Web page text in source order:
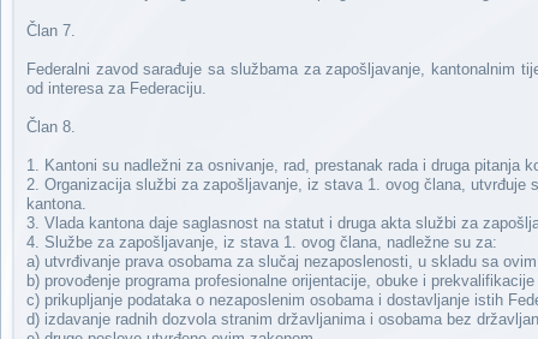
Član 7.
Federalni zavod sarađuje sa službama za zapošljavanje, kantonalnim
od interesa za Federaciju.
Član 8.
1. Kantoni su nadležni za osnivanje, rad, prestanak rada i druga pitanja
2. Organizacija službi za zapošljavanje, iz stava 1. ovog člana,
kantona.
3. Vlada kantona daje saglasnost na statut i druga akta službi za
4. Službe za zapošljavanje, iz stava 1. ovog člana, nadležne su za:
a) utvrđivanje prava osobama za slučaj nezaposlenosti, u skladu sa
b) provođenje programa profesionalne orijentacije, obuke i
c) prikupljanje podataka o nezaposlenim osobama i dostavljanje istih
d) izdavanje radnih dozvola stranim državljanima i osobama bez